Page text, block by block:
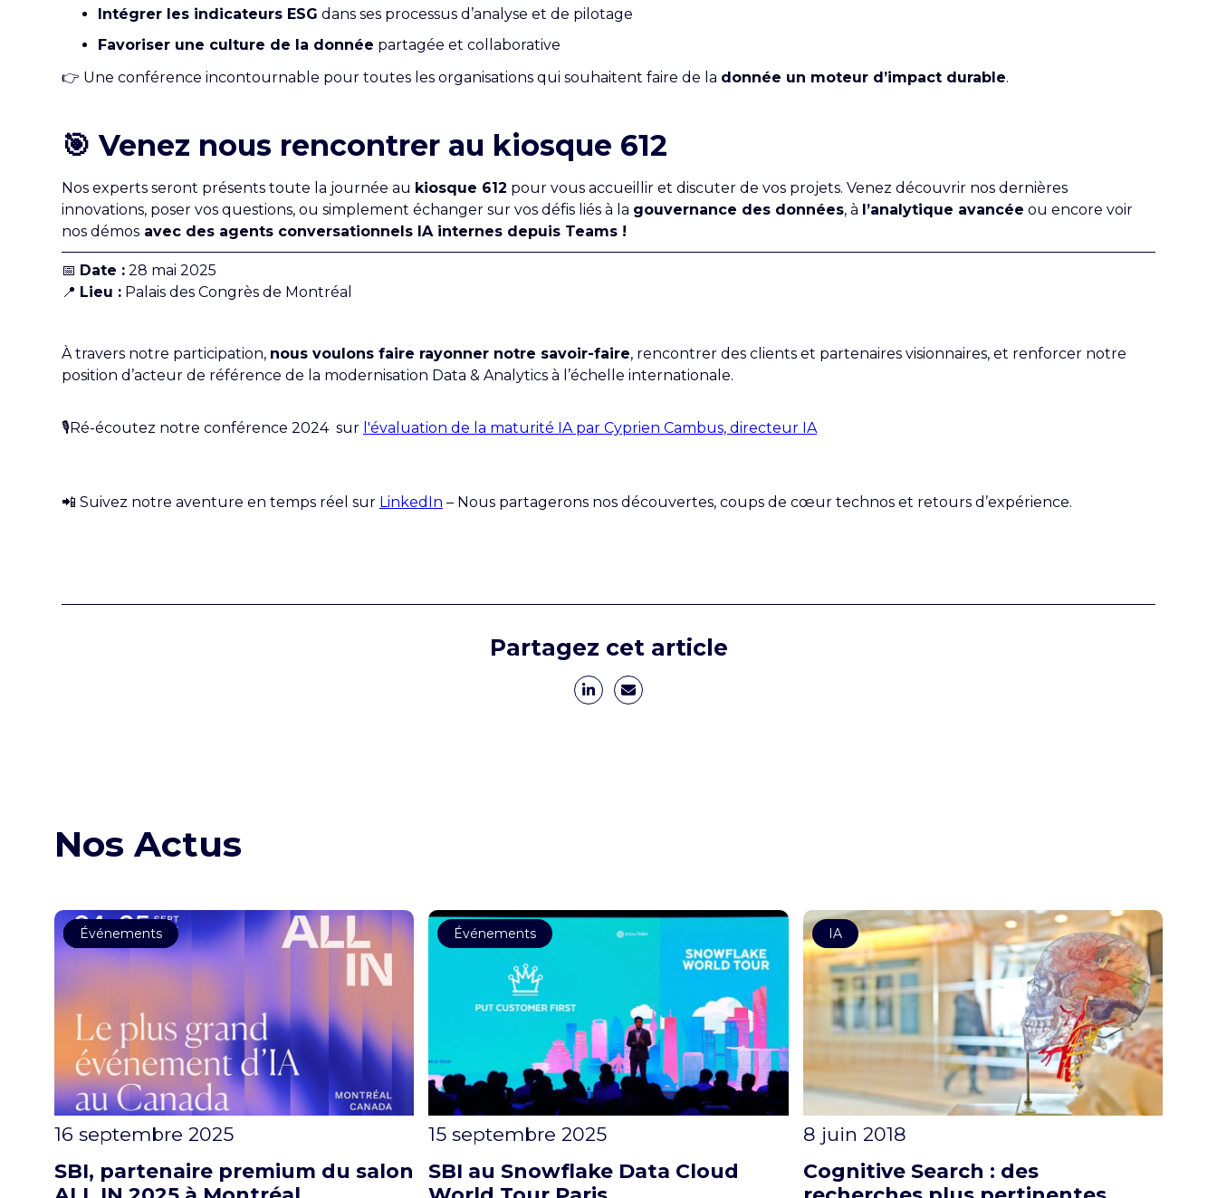
Intégrer les indicateurs ESG dans ses processus d’analyse et de pilotage
Favoriser une culture de la donnée partagée et collaborative
👉 Une conférence incontournable pour toutes les organisations qui souhaitent faire de la donnée un moteur d’impact durable.
🎯 Venez nous rencontrer au kiosque 612
Nos experts seront présents toute la journée au kiosque 612 pour vous accueillir et discuter de vos projets. Venez découvrir nos dernières
innovations, poser vos questions, ou simplement échanger sur vos défis liés à la gouvernance des données, à l’analytique avancée ou encore voir
nos démos avec des agents conversationnels IA internes depuis Teams !
📅 Date : 28 mai 2025
📍 Lieu : Palais des Congrès de Montréal
À travers notre participation, nous voulons faire rayonner notre savoir-faire, rencontrer des clients et partenaires visionnaires, et renforcer notre
position d’acteur de référence de la modernisation Data & Analytics à l’échelle internationale.
🎙️Ré-écoutez notre conférence 2024 sur l'évaluation de la maturité IA par Cyprien Cambus, directeur IA
📲 Suivez notre aventure en temps réel sur LinkedIn – Nous partagerons nos découvertes, coups de cœur technos et retours d’expérience.
Partagez cet article
Nos Actus
Data
IA
Actualités
Événements
16 septembre 2025
SBI, partenaire premium du salon
Événements
15 septembre 2025
SBI au Snowflake Data Cloud
IA
8 juin 2018
Cognitive Search : des